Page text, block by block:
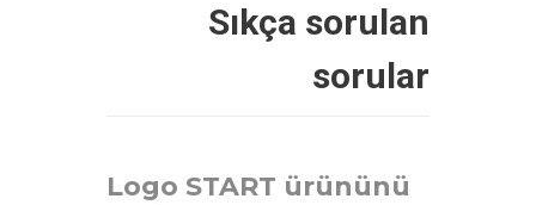
Sıkça sorulan
sorular
Logo START ürününü